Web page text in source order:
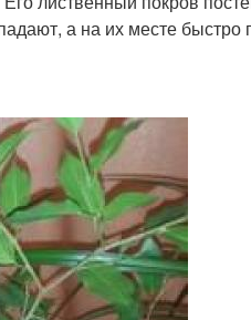
а на их месте быстро